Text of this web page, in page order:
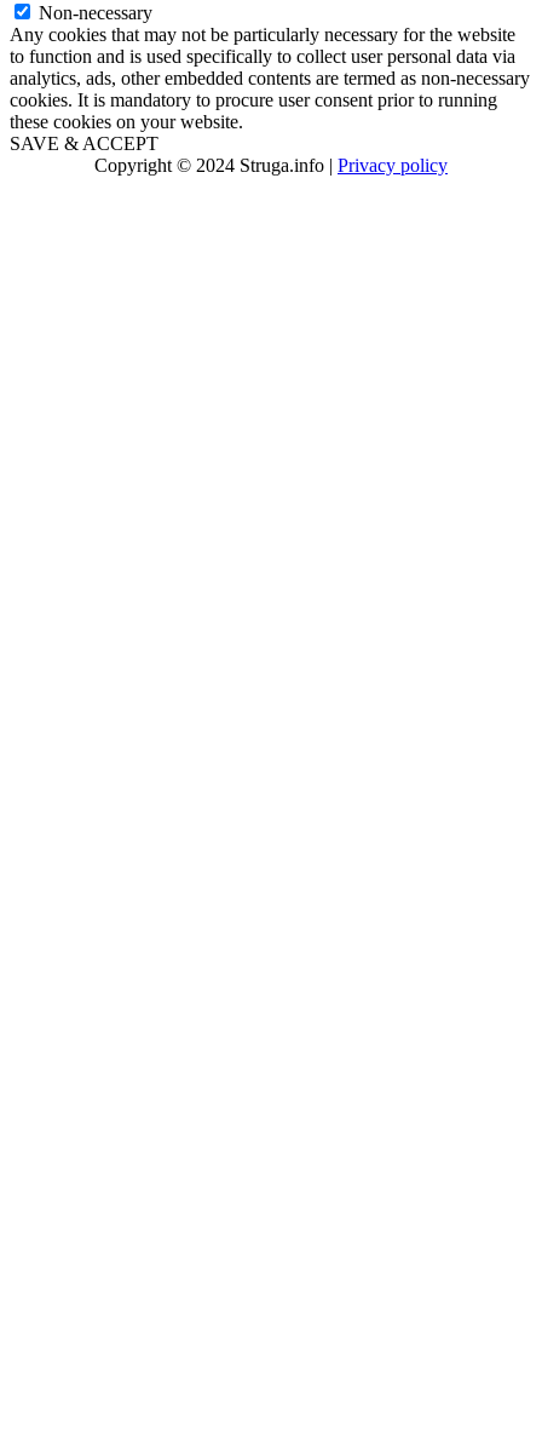
Non-necessary
Any cookies that may not be particularly necessary for the website
to function and is used specifically to collect user personal data via
analytics, ads, other embedded contents are termed as non-necessary
cookies. It is mandatory to procure user consent prior to running
these cookies on your website.
SAVE & ACCEPT
Copyright © 2024 Struga.info | Privacy policy